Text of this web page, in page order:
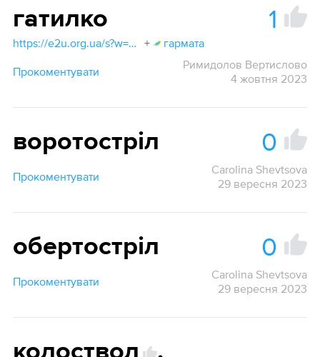
гатилко 1
https://e2u.org.ua/s?w=minigun&dicts=all&highlight=on&filter_lines=on + гармата
Прокоментувати
Римидолов Вертислово
4 жовтня 2023
воротостріл 0
Прокоментувати
Carolina Shevtsova
29 вересня 2023
обертостріл 0
Прокоментувати
Carolina Shevtsova
29 вересня 2023